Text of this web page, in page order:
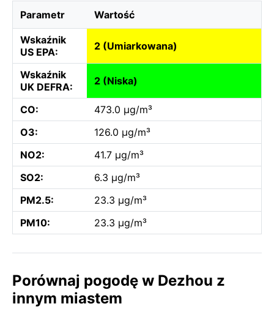
Parametr Wartość
Wskaźnik
US EPA:
2 (Umiarkowana)
Wskaźnik
UK DEFRA:
2 (Niska)
CO:
473.0 µg/m³
O3:
126.0 µg/m³
NO2:
41.7 µg/m³
SO2:
6.3 µg/m³
PM2.5:
23.3 µg/m³
PM10:
23.3 µg/m³
Porównaj pogodę w Dezhou z
innym miastem